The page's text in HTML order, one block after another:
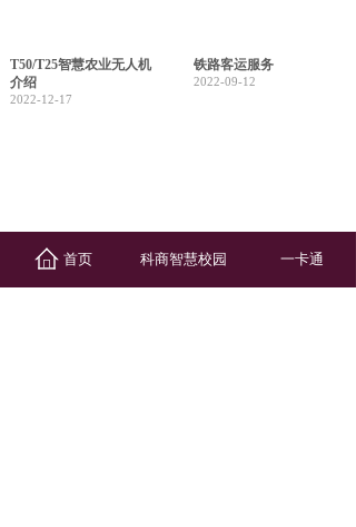
T50/T25智慧农业无人机
介绍
2022-12-17
铁路客运服务
2022-09-12
2022-09-12
机电设备安装与维修
2022-09-12
首页 科商智慧校园 一卡通